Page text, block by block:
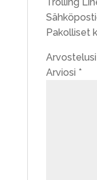
Pakolliset
Arvostelusi
Arviosi *